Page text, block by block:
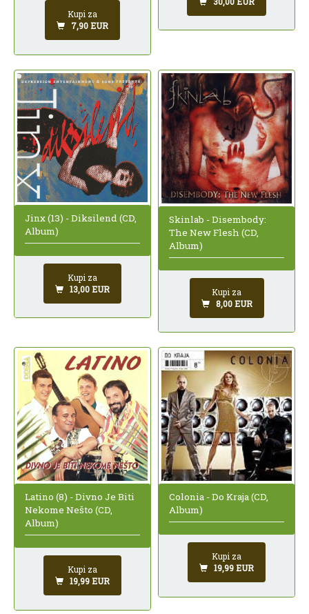
Kupi za
7,90 EUR
Jinx (13) - Diksilend (CD,
Album)
Kupi za
13,00 EUR
Skinlab - Disembody:
The New Flesh (CD,
Album)
Kupi za
8,00 EUR
Latino (8) - Divno Je Biti
Nekome Nešto (CD,
Album)
Kupi za
19,99 EUR
Colonia - Do Kraja (CD,
Album)
Kupi za
19,99 EUR